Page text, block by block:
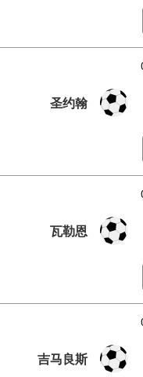
圣约翰
瓦勒恩
吉马良斯